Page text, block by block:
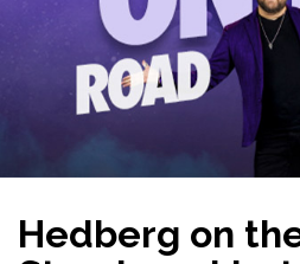
Hedberg on